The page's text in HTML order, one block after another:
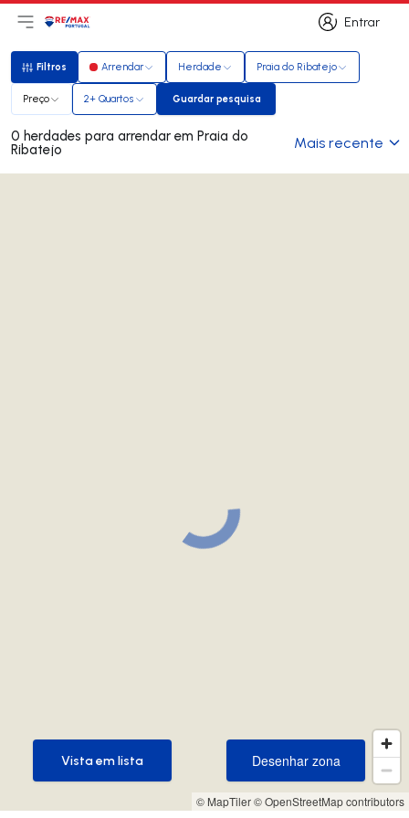
Entrar
Entrar
Abri menu principal
LogoIr para página inicial
Filtros
Filtros Arrendar Herdade Praia do Ribatejo
Preço 2+ Quartos Guardar pesquisa
Guardar pesquisa
0 herdades para arrendar em Praia do
Ribatejo Mais recente
© MapTiler© OpenStreetMap contributors
Desenhar zona
Desenhar zona
Vista em lista
Vista em lista